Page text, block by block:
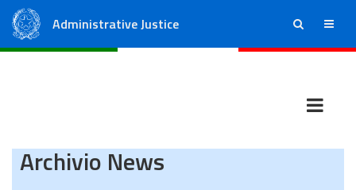
Administrative Justice ricerca menu
Archivio News